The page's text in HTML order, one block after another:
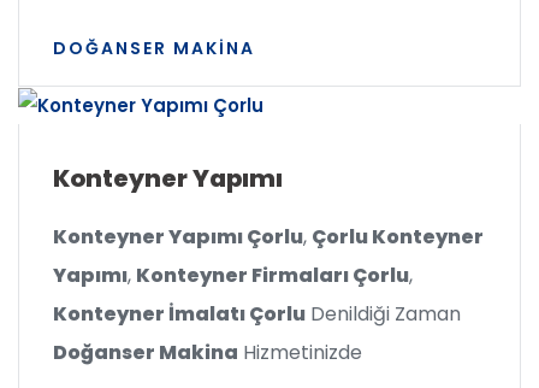
DOĞANSER MAKINA
Konteyner Yapımı
Konteyner Yapımı Çorlu, Çorlu Konteyner
Yapımı, Konteyner Firmaları Çorlu,
Konteyner İmalatı Çorlu Denildiği Zaman
Doğanser Makina Hizmetinizde